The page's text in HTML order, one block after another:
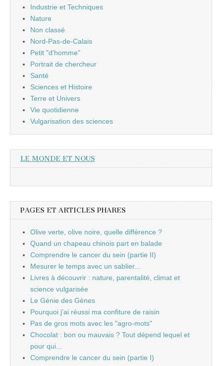
Industrie et Techniques
Nature
Non classé
Nord-Pas-de-Calais
Petit "d'homme"
Portrait de chercheur
Santé
Sciences et Histoire
Terre et Univers
Vie quotidienne
Vulgarisation des sciences
LE MONDE ET NOUS
PAGES ET ARTICLES PHARES
Olive verte, olive noire, quelle différence ?
Quand un chapeau chinois part en balade
Comprendre le cancer du sein (partie II)
Mesurer le temps avec un sablier...
Livres à découvrir : nature, parentalité, climat et
science vulgarisée
Le Génie des Gènes
Pourquoi j'ai réussi ma confiture de raisin
Pas de gros mots avec les "agro-mots"
Chocolat : bon ou mauvais ? Tout dépend lequel et
pour qui...
Comprendre le cancer du sein (partie I)